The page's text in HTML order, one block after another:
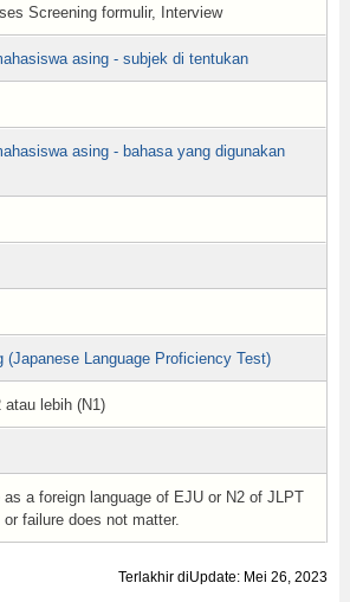
Screening formulir, Interview
asing - subjek di tentukan
asing - bahasa yang digunakan
(Japanese Language Proficiency Test)
atau lebih (N1)
a foreign language of EJU or N2 of JLPT
failure does not matter.
Terlakhir diUpdate: Mei 26, 2023